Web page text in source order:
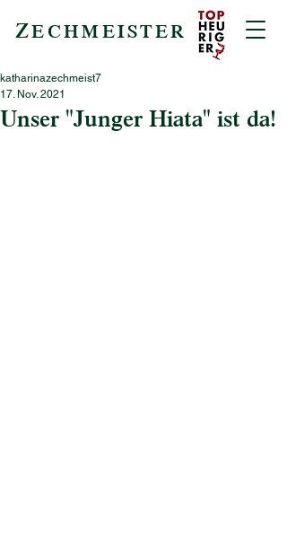
ZECHMEISTER
Unser "Junger Hiata" ist da!
katharinazechmeist7
17. Nov. 2021